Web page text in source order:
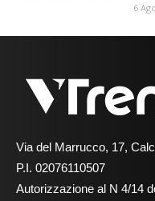
6
Via del Marrucco, 17,
P.I. 02076110507
Autorizzazione al N 4/14